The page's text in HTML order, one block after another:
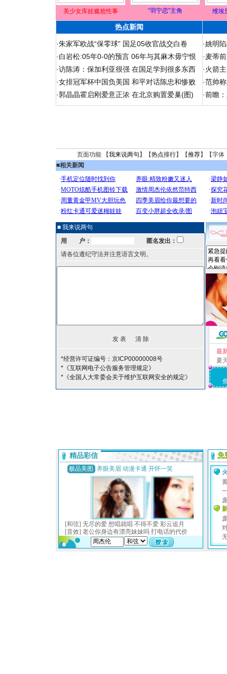
美少女库娃尴尬性事 “羽宁恋”主角 维埃
热点新闻
·朱家军欧战“保零球” 国足05收官战交白卷
·白岩松:05年0-0的预言 06年与其麻木毋宁恨
·访陈涛：保加利亚很强 在国足学到很多东西
·女排冠军杯中国负美国 和平对话陈忠和惨败
·郭晶晶霍启刚爱意正浓 在北京购置爱巢(图)
·姚明
·麦蒂
·火箭
·范帅
·前瞻
页面功能 【我来说两句 】【热点排行】【推荐】【字体
■相关新闻
■ 我来说两句
用 户：
匿名发出：
请各位遵纪守法并注意语言文明。
*经营许可证编号：京ICP00000008号
*《互联网电子公告服务管理规定》
*《全国人大常委会关于维护互联网安全的规定》
最
夏